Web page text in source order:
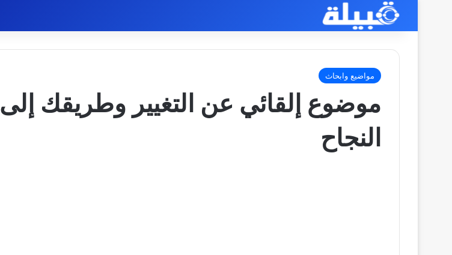
مواضيع وابحاث
موضوع إلقائي عن التغيير وطريقك إلى
النجاح